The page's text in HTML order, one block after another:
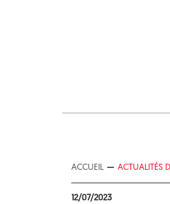
ACCUEIL ACTUALITÉS
12/07/2023